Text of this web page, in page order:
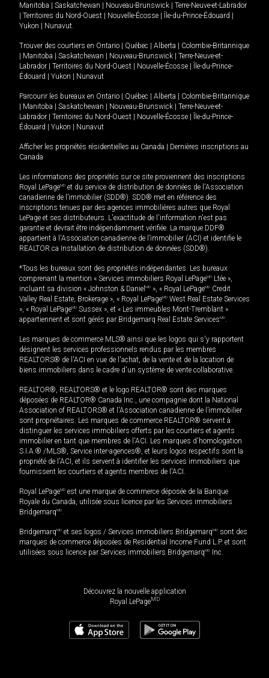
Manitoba | Saskatchewan | Nouveau-Brunswick | Terre-Neuve-et-Labrador
| Territoires du Nord-Ouest | Nouvelle-Écosse | Île-du-Prince-Édouard |
Yukon | Nunavut
Trouver des courtiers en Ontario | Québec | Alberta | Colombie-Britannique
| Manitoba | Saskatchewan | Nouveau-Brunswick | Terre-Neuve-et-
Labrador | Territoires du Nord-Ouest | Nouvelle-Écosse | Île-du-Prince-
Édouard | Yukon | Nunavut
Parcourir les bureaux en Ontario | Québec | Alberta | Colombie-Britannique
| Manitoba | Saskatchewan | Nouveau-Brunswick | Terre-Neuve-et-
Labrador | Territoires du Nord-Ouest | Nouvelle-Écosse | Île-du-Prince-
Édouard | Yukon | Nunavut
Afficher les propriétés résidentielles au Canada | Dernières inscriptions au
Canada
Les informations des propriétés sur ce site proviennent des inscriptions
Royal LePageMD et du service de distribution de données de l'Association
canadienne de l’immobilier (SDD®). SDD® met en référence des
inscriptions tenues par des agences immobilières autres que Royal
LePage et ses distributeurs. L'exactitude de l'information n'est pas
garantie et devrait être indépendamment vérifiée. La marque DDF®
appartient à l'Association canadienne de l’immobilier (ACI) et identifie le
REALTOR.ca Installation de distribution de données (SDD®).
*Tous les bureaux sont des propriétés indépendantes. Les bureaux
comprenant la mention « Services immobiliers Royal LePageMD Ltée »,
incluant sa division « Johnston & Daniel MD », « Royal LePageMD Credit
Valley Real Estate, Brokerage », « Royal LePageMD West Real Estate Services
», « Royal LePageMD Sussex », et « Les immeubles Mont-Tremblant »
appartiennent et sont gérés par Bridgemarq Real Estate ServicesMD
Les marques de commerce MLS® ainsi que les logos qui s'y rapportent
désignent les services professionnels rendus par les membres
REALTORS® de l'ACI en vue de l'achat, de la vente et de la location de
biens immobiliers dans le cadre d'un système de vente collaborative.
REALTOR®, REALTORS® et le logo REALTOR® sont des marques
déposées de REALTOR® Canada Inc., une compagnie dont la National
Association of REALTORS® et l'Association canadienne de l’immobilier
sont propriétaires. Les marques de commerce REALTOR® servent à
distinguer les services immobiliers offerts par les courtiers et agents
immobilier en tant que membres de l'ACI. Les marques d'homologation
S.I.A.® /MLS®, Service inter-agences®, et leurs logos respectifs sont la
propriété de l'ACI, et ils servent à identifier les services immobiliers que
fournissent les courtiers et agents membres de l'ACI.
Royal LePageMD est une marque de commerce déposée de la Banque
Royale du Canada, utilisée sous licence par les Services immobiliers
BridgemarqMD
BridgemarqMD et ses logos / Services immobiliers BridgemarqMD sont des
marques de commerce déposées de Residential Income Fund L.P. et sont
utilisées sous licence par Services immobiliers BridgemarqMD Inc.
Découvrez la nouvelle application
Royal LePageMD